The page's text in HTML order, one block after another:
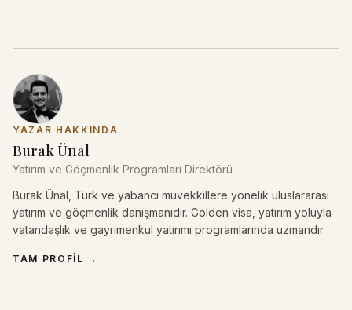
YAZAR HAKKINDA
Burak Ünal
Yatırım ve Göçmenlik Programları Direktörü
Burak Ünal, Türk ve yabancı müvekkillere yönelik uluslararası
yatırım ve göçmenlik danışmanıdır. Golden visa, yatırım yoluyla
vatandaşlık ve gayrimenkul yatırımı programlarında uzmandır.
TAM PROFIL →